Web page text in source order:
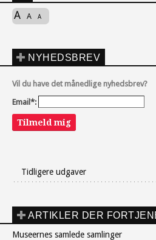
A A A
NYHEDSBREV
Vil du have det månedlige nyhedsbrev?
Email*:
Tilmeld mig
Tidligere udgaver
ARTIKLER DER
Museernes samlede samlinger